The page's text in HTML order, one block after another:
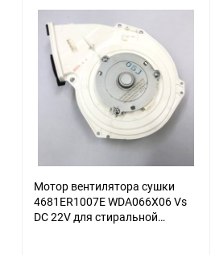
Мотор вентилятора сушки
4681ER1007E WDA066X06 Vs
DC 22V для стиральной